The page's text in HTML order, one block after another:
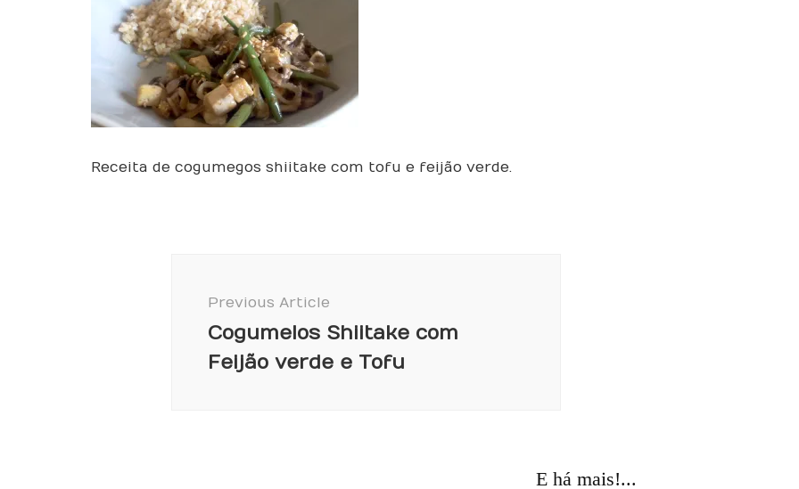
Receita de cogumegos shiitake com tofu e feijão verde.
Previous Article
Cogumelos Shiitake com
Feijão verde e Tofu
E há mais!...